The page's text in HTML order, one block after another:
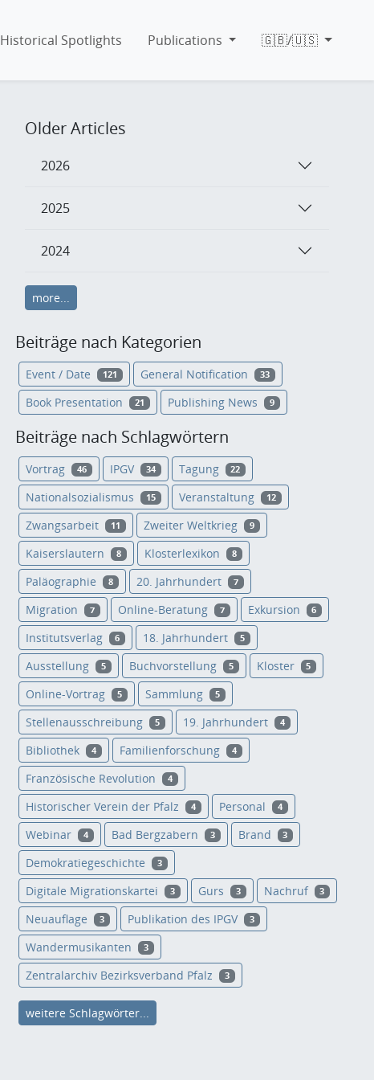
Historical Spotlights Publications 🇬🇧/🇺🇸
Older Articles
2026
2025
2024
more...
Beiträge nach Kategorien
Event / Date 121 General Notification 33
Book Presentation 21 Publishing News 9
Beiträge nach Schlagwörtern
Vortrag 46 IPGV 34 Tagung 22
Nationalsozialismus 15 Veranstaltung 12
Zwangsarbeit 11 Zweiter Weltkrieg 9
Kaiserslautern 8 Klosterlexikon 8
Paläographie 8 20. Jahrhundert 7
Migration 7 Online-Beratung 7 Exkursion 6
Institutsverlag 6 18. Jahrhundert 5
Ausstellung 5 Buchvorstellung 5 Kloster 5
Online-Vortrag 5 Sammlung 5
Stellenausschreibung 5 19. Jahrhundert 4
Bibliothek 4 Familienforschung 4
Französische Revolution 4
Historischer Verein der Pfalz 4 Personal 4
Webinar 4 Bad Bergzabern 3 Brand 3
Demokratiegeschichte 3
Digitale Migrationskartei 3 Gurs 3 Nachruf 3
Neuauflage 3 Publikation des IPGV 3
Wandermusikanten 3
Zentralarchiv Bezirksverband Pfalz 3
weitere Schlagwörter...